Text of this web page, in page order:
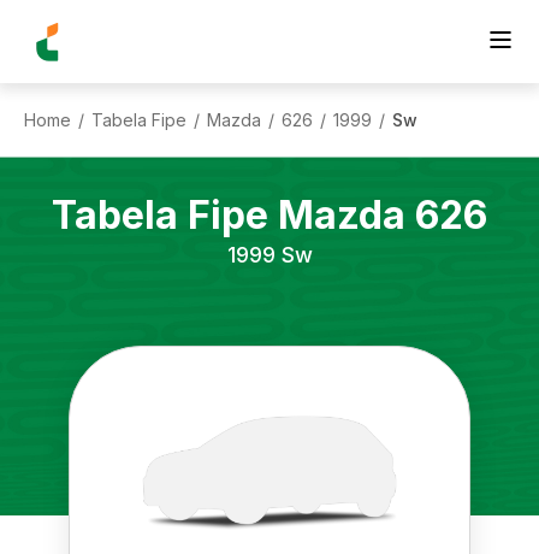
Home / Tabela Fipe / Mazda / 626 / 1999 / Sw
Tabela Fipe Mazda 626
1999 Sw